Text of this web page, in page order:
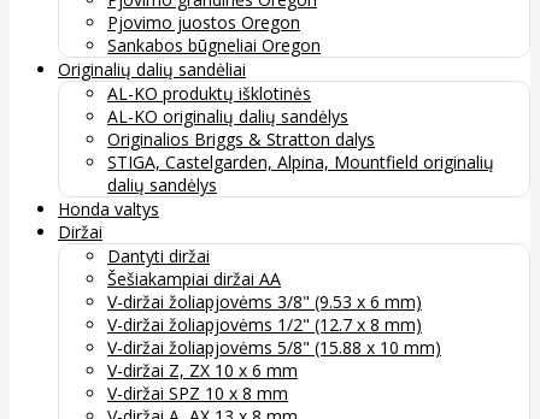
Pjovimo juostos Oregon
Sankabos būgneliai Oregon
Originalių dalių sandėliai
AL-KO produktų išklotinės
AL-KO originalių dalių sandėlys
Originalios Briggs & Stratton dalys
STIGA, Castelgarden, Alpina, Mountfield originalių
dalių sandėlys
Honda valtys
Diržai
Dantyti diržai
Šešiakampiai diržai AA
V-diržai žoliapjovėms 3/8" (9.53 x 6 mm)
V-diržai žoliapjovėms 1/2" (12.7 x 8 mm)
V-diržai žoliapjovėms 5/8" (15.88 x 10 mm)
V-diržai Z, ZX 10 x 6 mm
V-diržai SPZ 10 x 8 mm